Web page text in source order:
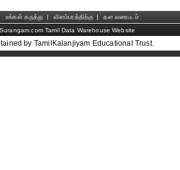
உங்கள் கருத்து | விளம்பரத்திற்கு |
தள வரைபடம்
Tamil Data Warehouse Website
by TamilKalanjiyam Educational Trust.